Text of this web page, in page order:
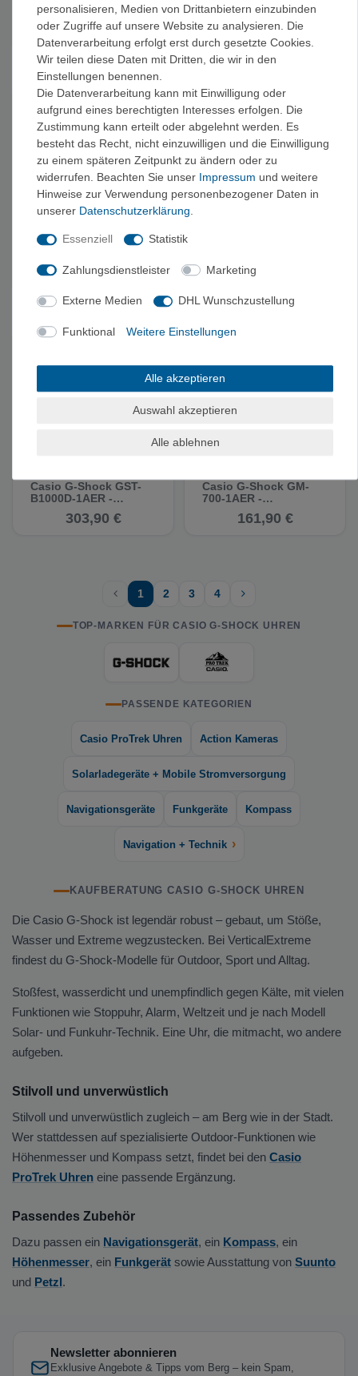
Casio G-Shock (GA-
B2100-1A1ER) -
Multifunktionsuhr
114,90 €
Casio G-Shock GW-
M5610U-1BER -
Multifunktionsuhr
108,90 €
Casio G-Shock (GA-
Multifunktionsuhr
113,95 €
Multifunktionsuhr
288,90 €
Casio G-Shock GST-
B1000D-1AER -
303,90 €
Casio G-Shock GM-
700-1AER -
161,90 €
1 2 3 4
TOP-MARKEN FÜR CASIO G-SHOCK UHREN
PASSENDE KATEGORIEN
Casio ProTrek Uhren Action Kameras
Solarladegeräte + Mobile Stromversorgung
Navigationsgeräte Funkgeräte Kompass
Navigation + Technik ›
KAUFBERATUNG CASIO G-SHOCK UHREN
Die Casio G-Shock ist legendär robust – gebaut, um Stöße,
Wasser und Extreme wegzustecken. Bei VerticalExtreme
findest du G-Shock-Modelle für Outdoor, Sport und Alltag.
Stoßfest, wasserdicht und unempfindlich gegen Kälte, mit vielen
Funktionen wie Stoppuhr, Alarm, Weltzeit und je nach Modell
Solar- und Funkuhr-Technik. Eine Uhr, die mitmacht, wo andere
aufgeben.
Stilvoll und unverwüstlich
Stilvoll und unverwüstlich zugleich – am Berg wie in der Stadt.
Wer stattdessen auf spezialisierte Outdoor-Funktionen wie
Höhenmesser und Kompass setzt, findet bei den Casio
ProTrek Uhren eine passende Ergänzung.
Passendes Zubehör
Dazu passen ein Navigationsgerät, ein Kompass, ein
Höhenmesser, ein Funkgerät sowie Ausstattung von Suunto
und Petzl.
Newsletter abonnieren
Exklusive Angebote & Tipps vom Berg – kein Spam,
personalisieren, Medien von Drittanbietern einzubinden
oder Zugriffe auf unsere Website zu analysieren. Die
Datenverarbeitung erfolgt erst durch gesetzte Cookies.
Wir teilen diese Daten mit Dritten, die wir in den
Einstellungen benennen.
Die Datenverarbeitung kann mit Einwilligung oder
aufgrund eines berechtigten Interesses erfolgen. Die
Zustimmung kann erteilt oder abgelehnt werden. Es
besteht das Recht, nicht einzuwilligen und die Einwilligung
zu einem späteren Zeitpunkt zu ändern oder zu
widerrufen. Beachten Sie unser Impressum und weitere
Hinweise zur Verwendung personenbezogener Daten in
unserer Daten­schutz­erklärung.
Essenziell Statistik
Zahlungsdienstleister Marketing
Externe Medien DHL Wunschzustellung
Funktional Weitere Einstellungen
Alle akzeptieren
Auswahl akzeptieren
Alle ablehnen